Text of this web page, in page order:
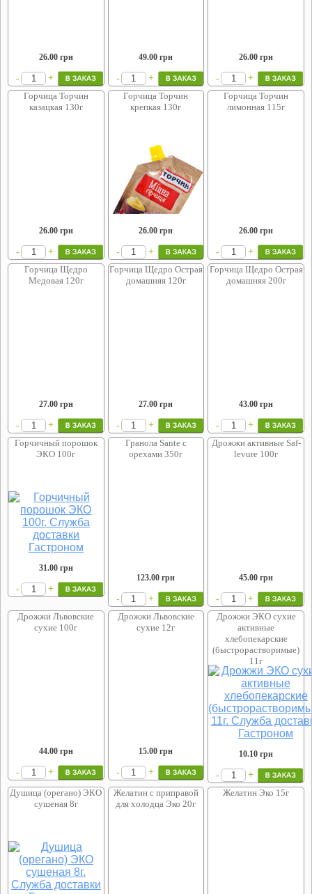
26.00грн
- +
49.00 грн
- +
26.00 грн
-
+
Горчица Торчин
казацкая 130г
26.00грн
- +
Горчица Торчин
крепкая 130г
26.00 грн
- +
Горчица Торчин
лимонная 115г
26.00 грн
-
+
Горчица Щедро
Медовая 120г
27.00грн
- +
Горчица Щедро Острая
домашняя 120г
27.00 грн
- +
Горчица Щедро Острая
домашняя 200г
43.00 грн
-
+
Горчичный порошок
ЭКО 100г
31.00грн
- +
Гранола Sante с
орехами 350г
123.00 грн
- +
Дрожжи активные Saf-
levure 100г
45.00 грн
-
+
Дрожжи Львовские
сухие 100г
44.00грн
- +
Дрожжи Львовские
сухие 12г
15.00 грн
- +
Дрожжи ЭКО сухие
активные
хлебопекарские
(быстрорастворимые)
11г
10.10 грн
-
+
Душица (орегано) ЭКО
сушеная 8г
Желатин с приправой
для холодца Эко 20г
Желатин Эко 15г